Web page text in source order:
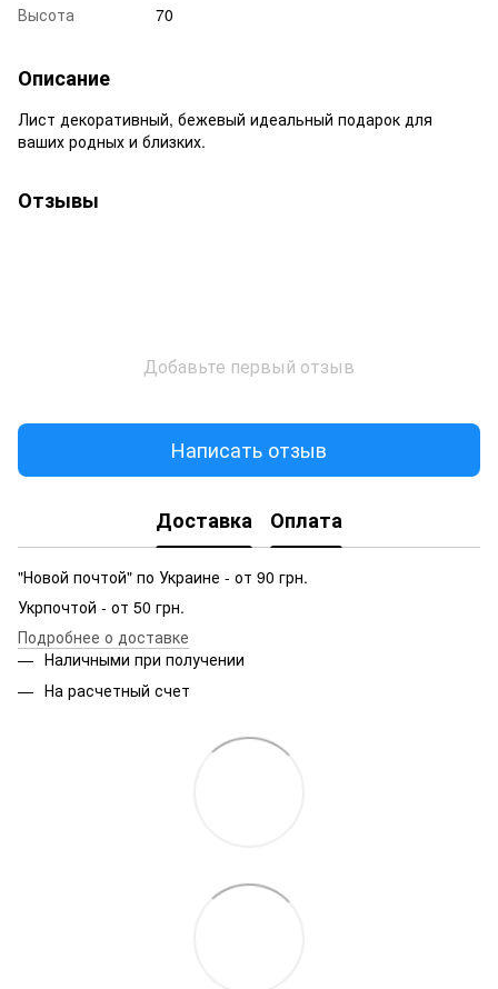
Высота 70
Описание
Лист декоративный, бежевый идеальный подарок для
ваших родных и близких.
Отзывы
Добавьте первый отзыв
Написать отзыв
Доставка Оплата
"Новой почтой" по Украине - от 90 грн.
Укрпочтой - от 50 грн.
Подробнее о доставке
Наличными при получении
На расчетный счет